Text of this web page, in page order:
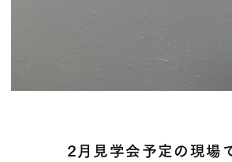
2月見学会予定の現場